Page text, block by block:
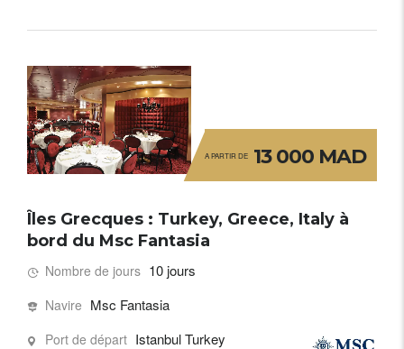
A PARTIR DE 13 000 MAD
Îles Grecques : Turkey, Greece, Italy à
bord du Msc Fantasia
Nombre de jours 10 jours
Navire Msc Fantasia
Port de départ Istanbul Turkey